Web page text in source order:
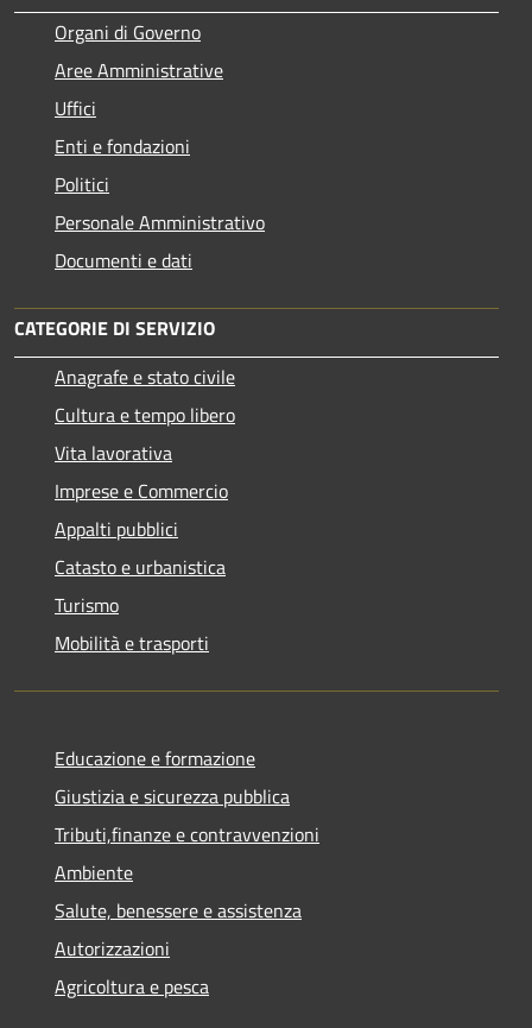
Organi di Governo
Aree Amministrative
Uffici
Enti e fondazioni
Politici
Personale Amministrativo
Documenti e dati
CATEGORIE DI SERVIZIO
Anagrafe e stato civile
Cultura e tempo libero
Vita lavorativa
Imprese e Commercio
Appalti pubblici
Catasto e urbanistica
Turismo
Mobilità e trasporti
Educazione e formazione
Giustizia e sicurezza pubblica
Tributi,finanze e contravvenzioni
Ambiente
Salute, benessere e assistenza
Autorizzazioni
Agricoltura e pesca